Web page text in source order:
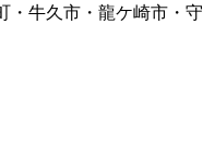
・牛久市・龍ケ崎市・守